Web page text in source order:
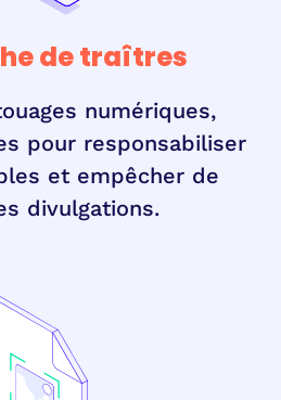
de traîtres
numériques,
pour responsabiliser
et empêcher de
divulgations.